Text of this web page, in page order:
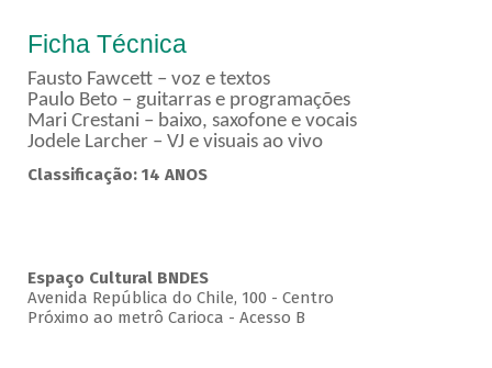
Ficha Técnica
Fausto Fawcett – voz e textos
Paulo Beto – guitarras e programações
Mari Crestani – baixo, saxofone e vocais
Jodele Larcher – VJ e visuais ao vivo
Classificação: 14 ANOS
Espaço Cultural BNDES
Avenida República do Chile, 100 - Centro
Próximo ao metrô Carioca - Acesso B